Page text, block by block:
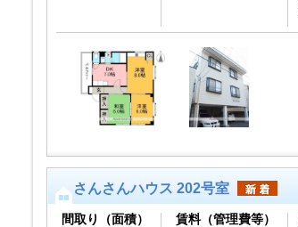
さんさんハウス 202号室
間取り（面積） 賃料（管理費等）